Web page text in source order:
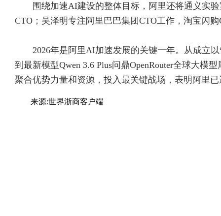
围绕加速AI建设的整体目标，阿里还将通义实
CTO；吴泽明专注阿里巴巴集团CTO工作，淘宝闪
2026年是阿里AI加速发展的关键一年。从成立
到最新模型Qwen 3.6 Plus问鼎OpenRouter全球大
聚合优势力量和资源，投入最关键战场，表明阿里
来源:世界浙商客户端